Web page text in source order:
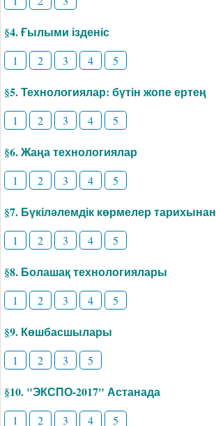
§4. Ғылыми ізденіс
1 2 3 4 5
§5. Технологиялар: бүтін жопе ертең
1 2 3 4 5
§6. Жаңа технологиялар
1 2 3 4 5
§7. Бүкіләлемдік көрмелер тарихынан
1 2 3 4 5
§8. Болашақ технологиялары
1 2 3 4 5
§9. Көшбасшылары
1 2 3 5
§10. "ЭКСПО-2017" Астанада
1 2 3 4 5